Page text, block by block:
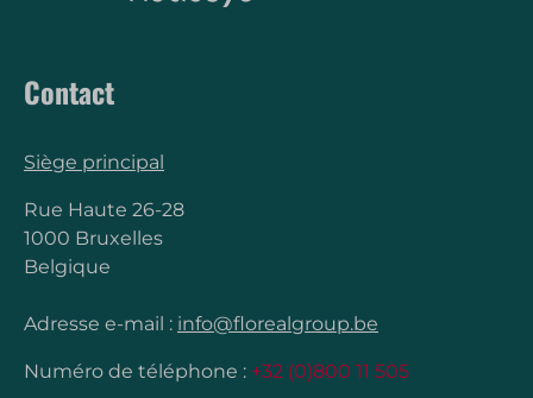
Contact
Siège principal
Rue Haute 26-28
1000 Bruxelles
Belgique
Adresse e-mail : info@florealgroup.be
Numéro de téléphone : +32 (0)800 11 505